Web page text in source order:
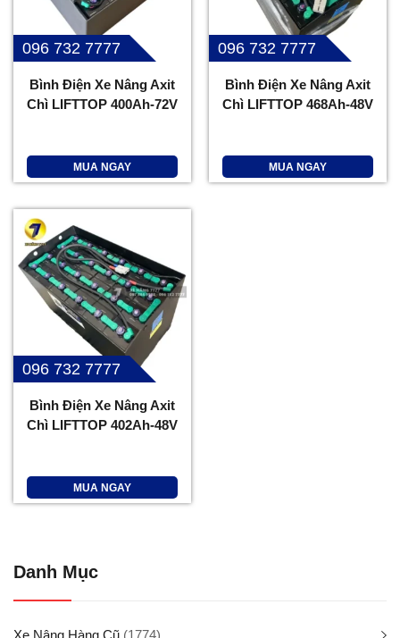
096 732 7777
Bình Điện Xe Nâng Axit
Chì LIFTTOP 400Ah-72V
MUA NGAY
096 732 7777
Bình Điện Xe Nâng Axit
Chì LIFTTOP 468Ah-48V
MUA NGAY
096 732 7777
Bình Điện Xe Nâng Axit
Chì LIFTTOP 402Ah-48V
MUA NGAY
Danh Mục
Xe Nâng Hàng Cũ (1774)